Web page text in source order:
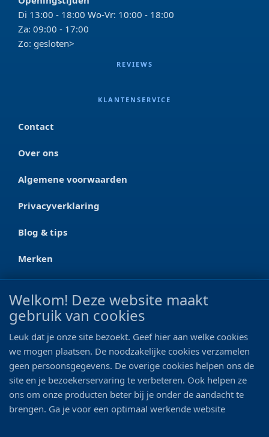
Di 13:00 - 18:00 Wo-Vr: 10:00 - 18:00
Za: 09:00 - 17:00
Zo: gesloten>
REVIEWS
KLANTENSERVICE
Contact
Over ons
Algemene voorwaarden
Privacyverklaring
Blog & tips
Merken
CONTACT
Ootmarsumseweg 125a
0546 - 622 990
06 - 11 19 81 42
info@bo-vis.nl
Welkom! Deze website maakt
gebruik van cookies
Leuk dat je onze site bezoekt. Geef hier aan welke cookies
we mogen plaatsen. De noodzakelijke cookies verzamelen
geen persoonsgegevens. De overige cookies helpen ons de
site en je bezoekerservaring te verbeteren. Ook helpen ze
ons om onze producten beter bij je onder de aandacht te
brengen. Ga je voor een optimaal werkende website